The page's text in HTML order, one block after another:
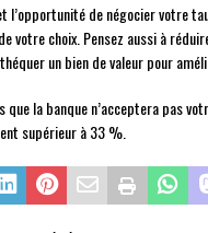
l’opportunité de négocier votre
votre choix. Pensez aussi à
un bien de valeur pour
que la banque n’acceptera pas
supérieur à 33 %.